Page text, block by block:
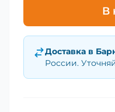
В
Доставка в
России.